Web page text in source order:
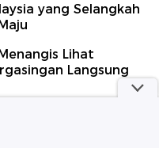
yang Selangkah
Lihat
Langsung